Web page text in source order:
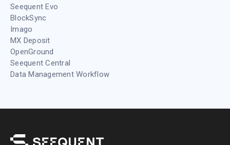
Seequent Evo
BlockSync
Imago
MX Deposit
OpenGround
Seequent Central
Data Management Workflow